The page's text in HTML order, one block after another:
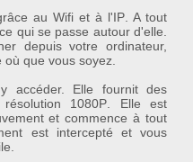
auWifiet à l'IP . A tout
qui se passe autour d'elle.
depuis votre ordinateur,
que vous soyez.
accéder. Elle fournit des
1080P . Elle est
et commence à tout
est intercepté et vous